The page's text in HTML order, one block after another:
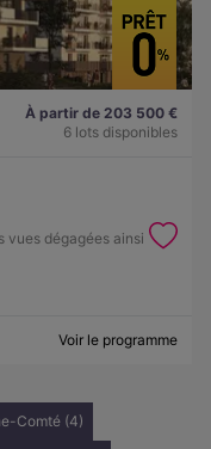
À partir de 203 500 €
6 lots disponibles
vues dégagées ainsi
Voir le programme
Comté (4)